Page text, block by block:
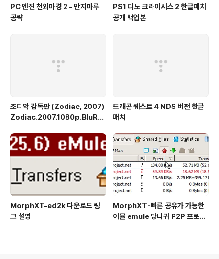
PC 엔진 천외마경 2 - 만지마루
공략
PS1 디노 크라이시스 2 한글패치
공개 백업본
조디악 감독판 (Zodiac, 2007)
Zodiac.2007.1080p.BluRa
드래곤 퀘스트 4 NDS 버전 한글
패치
MorphXT-ed2k 다운로드 링
크 설명
MorphXT-빠른 공유가 가능한
이뮬 emule 당나귀 P2P 프로그